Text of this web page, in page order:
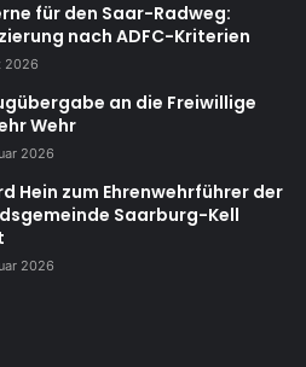
für den Saar-Radweg:
nach ADFC-Kriterien
2026
an die Freiwillige
Wehr
2026
Hein zum Ehrenwehrführer der
Saarburg-Kell
2026